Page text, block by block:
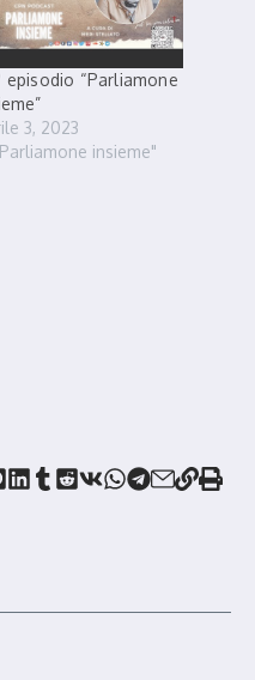
episodio “Parliamone
3, 2023
insieme"